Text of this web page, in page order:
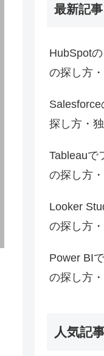
最新記事
HubSpot
の探し方
探し方・
Tableauで
の探し方
Looker
の探し方
Power BI
の探し方
人気記